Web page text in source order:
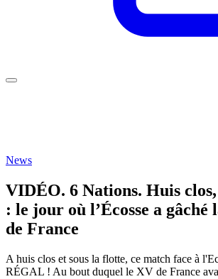
News
VIDÉO. 6 Nations. Huis
: le jour où l’Écosse a gâché
de France
A huis clos et sous la flotte, ce match face à
RÉGAL ! Au bout duquel le XV de France